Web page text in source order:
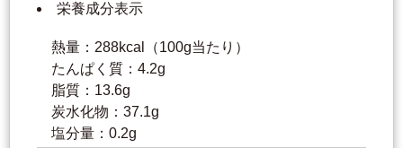
栄養成分表示
熱量：288kcal（100g当たり）
たんぱく質：4.2g
脂質：13.6g
炭水化物：37.1g
塩分量：0.2g